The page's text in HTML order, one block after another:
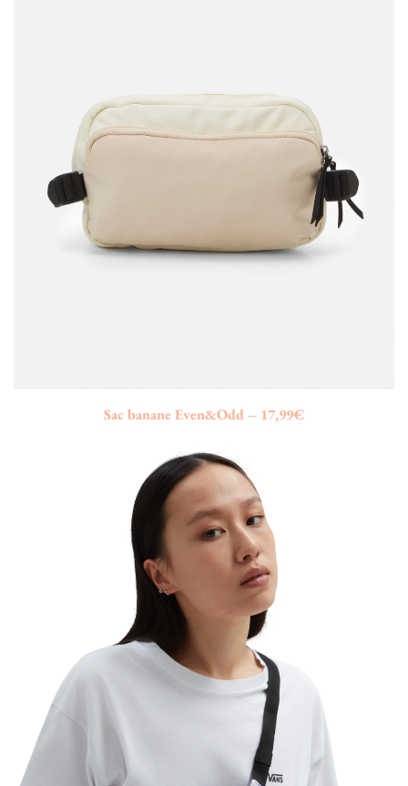
Sac banane Even&Odd – 17,99€